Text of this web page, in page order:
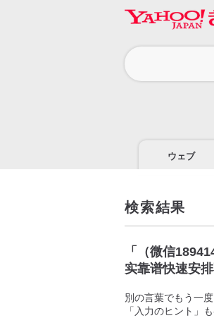
ウェブ
検索結果
「
（微信
实靠谱快速安
別の言葉でもう一
「入力のヒント」